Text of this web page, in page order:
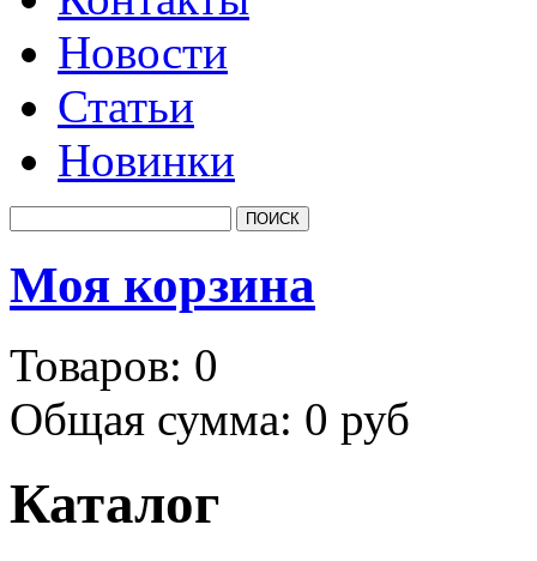
Новости
Статьи
Новинки
Моя корзина
Товаров: 0
Общая сумма: 0 руб
Каталог